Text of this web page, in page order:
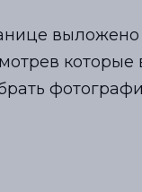
выложено
которые